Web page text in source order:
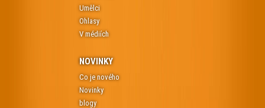
Umělci
Ohlasy
V médiích
NOVINKY
Co je nového
Novinky
blogy